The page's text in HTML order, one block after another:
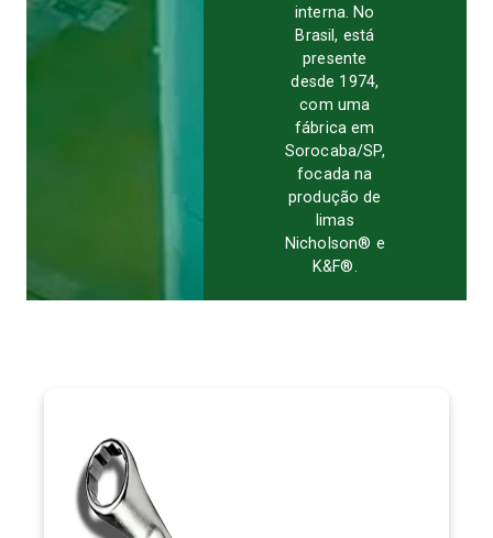
interna. No
Brasil, está
presente
desde 1974,
com uma
fábrica em
Sorocaba/SP,
focada na
produção de
limas
Nicholson® e
K&F®.